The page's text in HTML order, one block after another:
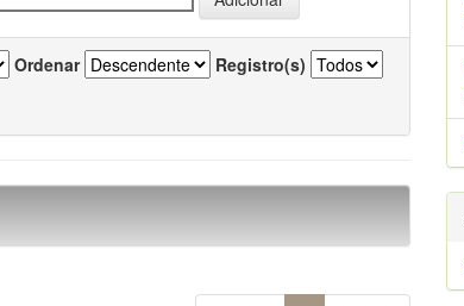
Ordenar Registro(s)